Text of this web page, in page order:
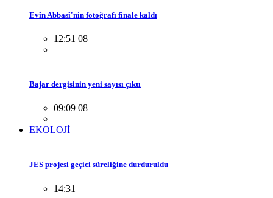
Evîn Abbasî'nin fotoğrafı finale kaldı
12:51 08
Bajar dergisinin yeni sayısı çıktı
09:09 08
EKOLOJİ
JES projesi geçici süreliğine durduruldu
14:31